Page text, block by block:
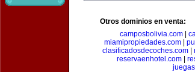
Otros dominios en venta:
camposbolivia.com|
miamipropiedades.com
clasificadosdecoches.com
reservaenhotel.com|